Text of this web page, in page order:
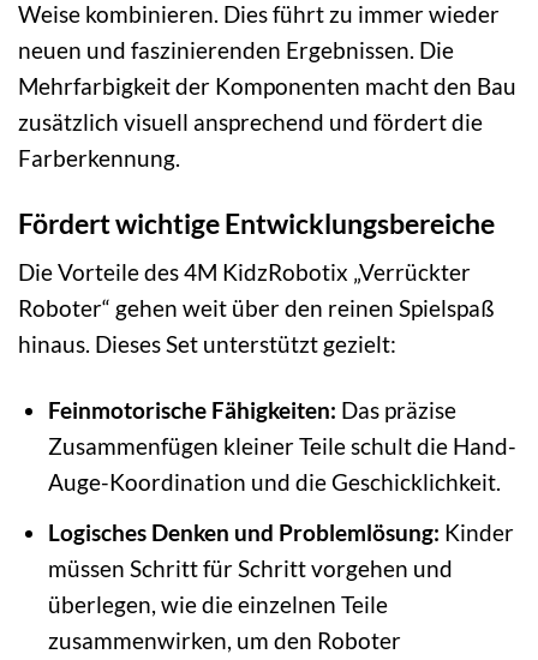
Weise kombinieren. Dies führt zu immer wieder
neuen und faszinierenden Ergebnissen. Die
Mehrfarbigkeit der Komponenten macht den Bau
zusätzlich visuell ansprechend und fördert die
Farberkennung.
Fördert wichtige Entwicklungsbereiche
Die Vorteile des 4M KidzRobotix „Verrückter
Roboter“ gehen weit über den reinen Spielspaß
hinaus. Dieses Set unterstützt gezielt:
Feinmotorische Fähigkeiten: Das präzise
Zusammenfügen kleiner Teile schult die Hand-
Auge-Koordination und die Geschicklichkeit.
Logisches Denken und Problemlösung: Kinder
müssen Schritt für Schritt vorgehen und
überlegen, wie die einzelnen Teile
zusammenwirken, um den Roboter